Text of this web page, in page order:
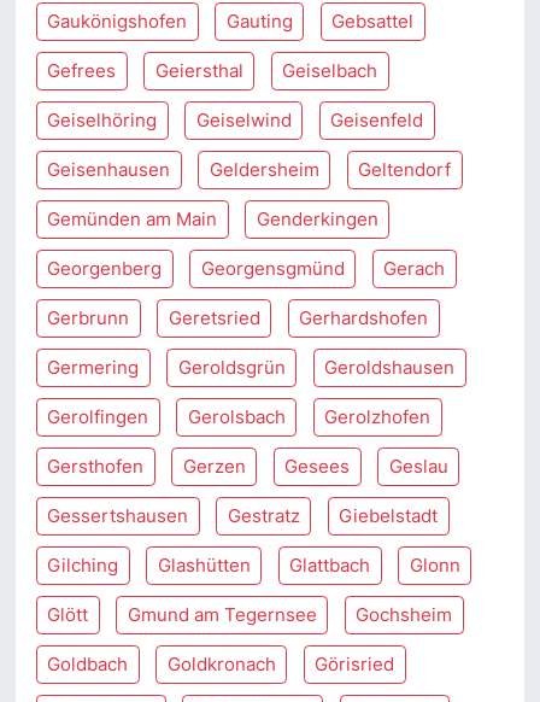
Gaukönigshofen Gauting Gebsattel
Gefrees Geiersthal Geiselbach
Geiselhöring Geiselwind Geisenfeld
Geisenhausen Geldersheim Geltendorf
Gemünden am Main Genderkingen
Georgenberg Georgensgmünd Gerach
Gerbrunn Geretsried Gerhardshofen
Germering Geroldsgrün Geroldshausen
Gerolfingen Gerolsbach Gerolzhofen
Gersthofen Gerzen Gesees Geslau
Gessertshausen Gestratz Giebelstadt
Gilching Glashütten Glattbach Glonn
Glött Gmund am Tegernsee Gochsheim
Goldbach Goldkronach Görisried